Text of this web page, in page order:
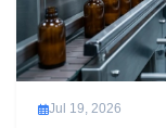
Jul 19, 2026